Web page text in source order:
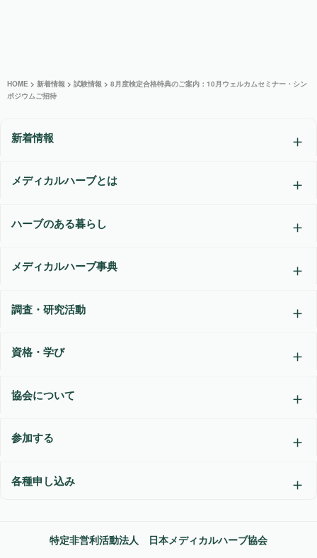
HOME > 新着情報 > 試験情報 > 8月度検定合格特典のご案内：10月ウェルカムセミナー・シン
ポジウムご招待
新着情報
メディカルハーブとは
ハーブのある暮らし
メディカルハーブ事典
調査・研究活動
資格・学び
協会について
参加する
各種申し込み
特定非営利活動法人 日本メディカルハーブ協会